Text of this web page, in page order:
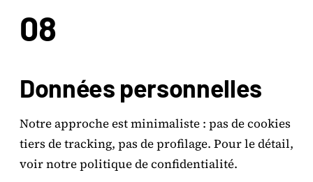
08
Données personnelles
Notre approche est minimaliste : pas de cookies
tiers de tracking, pas de profilage. Pour le détail,
voir notre politique de confidentialité.